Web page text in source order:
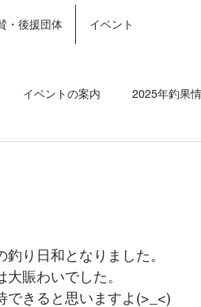
・後援団体 イベント
イベントの案内 2025年釣果
2020
り日和となりました。
賑わいでした。
できると思いますよ(>_<)
More